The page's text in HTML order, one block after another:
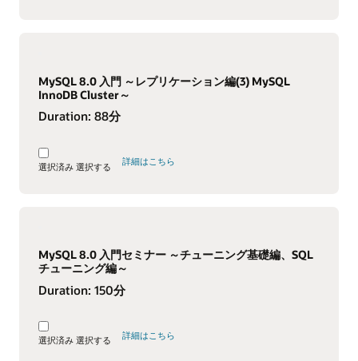
MySQL 8.0 入門 ～レプリケーション編(3) MySQL
InnoDB Cluster～
Duration: 88分
選択済み 選択する 詳細はこちら
MySQL 8.0 入門セミナー ～チューニング基礎編、SQL
チューニング編～
Duration: 150分
選択済み 選択する 詳細はこちら